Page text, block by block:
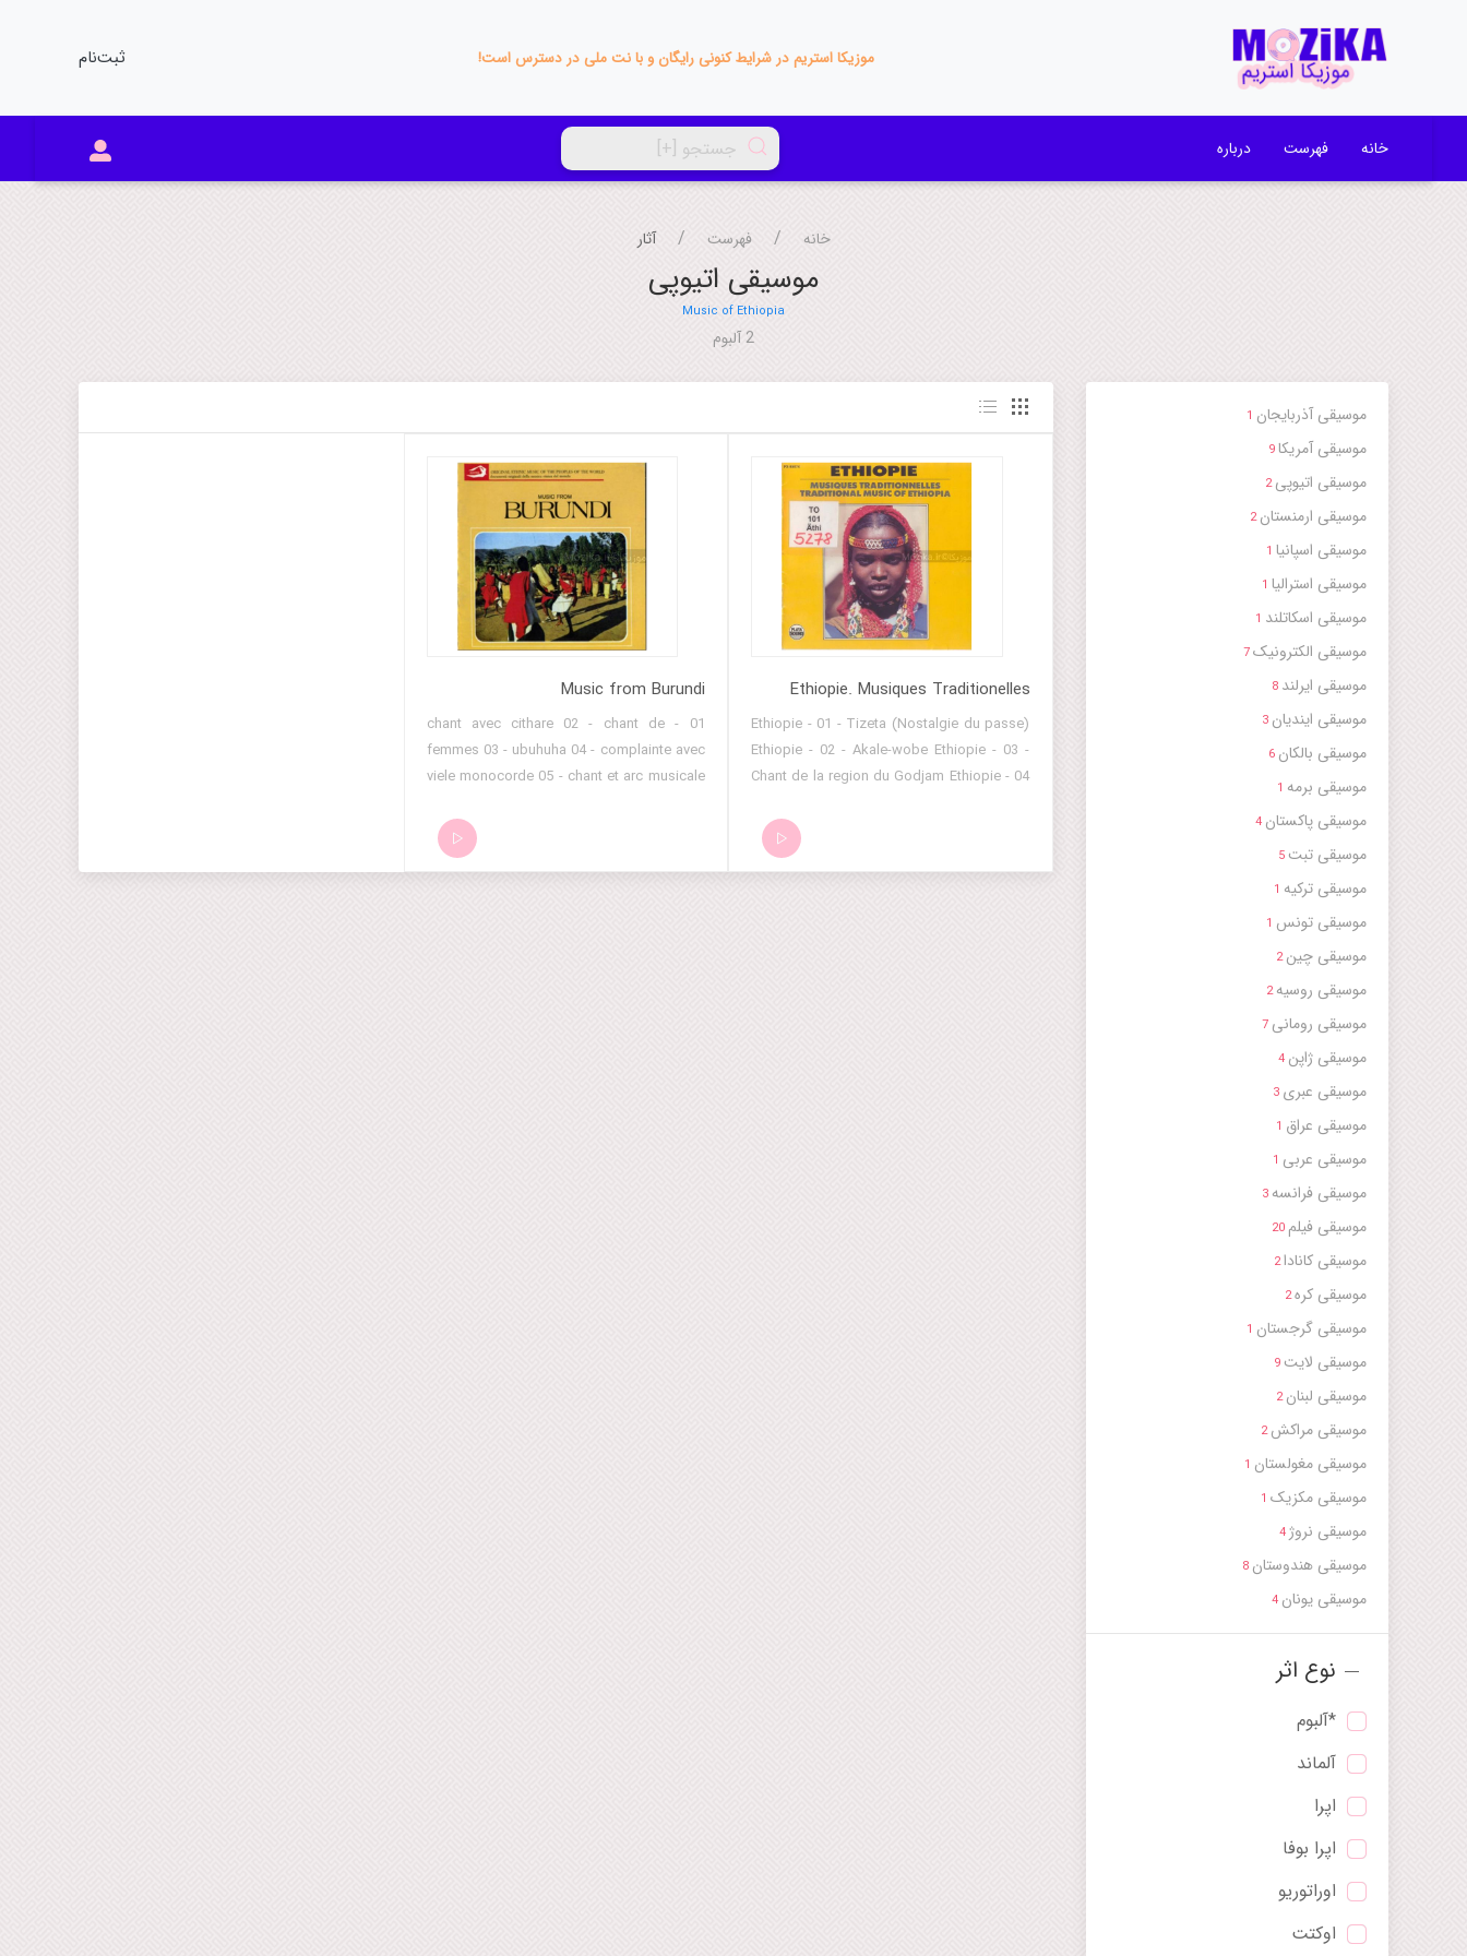
موزیکا استریم در شرایط کنونی رایگان و با نت ملی در دسترس است! ثبت‌نام
خانه فهرست درباره
خانه فهرست آثار
موسیقی اتیوپی
Music of Ethiopia
2 آلبوم
موسیقی آذربایجان
موسیقی آمریکا
موسیقی اتیوپی2
موسیقی ارمنستان2
موسیقی اسپانیا
موسیقی استرالیا
موسیقی اسکاتلند
موسیقی الکترونیک
موسیقی ایرلند
موسیقی ایندیان
موسیقی بالکان
موسیقی برمه
موسیقی پاکستان
موسیقی تبت
موسیقی ترکیه
موسیقی تونس
موسیقی چین2
موسیقی روسیه2
موسیقی رومانی
موسیقی ژاپن
موسیقی عبری
موسیقی عراق
موسیقی عربی
موسیقی فرانسه
موسیقی فیلم
موسیقی کانادا2
موسیقی کره2
موسیقی گرجستان
موسیقی لایت
موسیقی لبنان2
موسیقی مراکش2
موسیقی مغولستان
موسیقی مکزیک
موسیقی نروژ
موسیقی هندوستان
موسیقی یونان
نوع اثر
*آلبوم
آلماند
اپرا
اپرا بوفا
اوراتوریو
اوکتت
Ethiopie. Musiques Traditionelles
Ethiopie - 01 - Tizeta (Nostalgie du passe)
Ethiopie - 02 - Akale-wobe Ethiopie - 03 -
Chant de la region du Godjam Ethiopie - 04
Ethiopie - 06 - Dama Ethiopie - 07 - Mara
Ethiopie - 08 - Makalamelo Ethiopie - 09 -
Music from Burundi
01 - chant avec cithare 02 - chant de
femmes 03 - ubuhuha 04 - complainte avec
viele monocorde 05 - chant et arc musicale
akazehe pour une jeune fille 09 - akazehe
pour deux jeunes filles 10 - solo de cithare